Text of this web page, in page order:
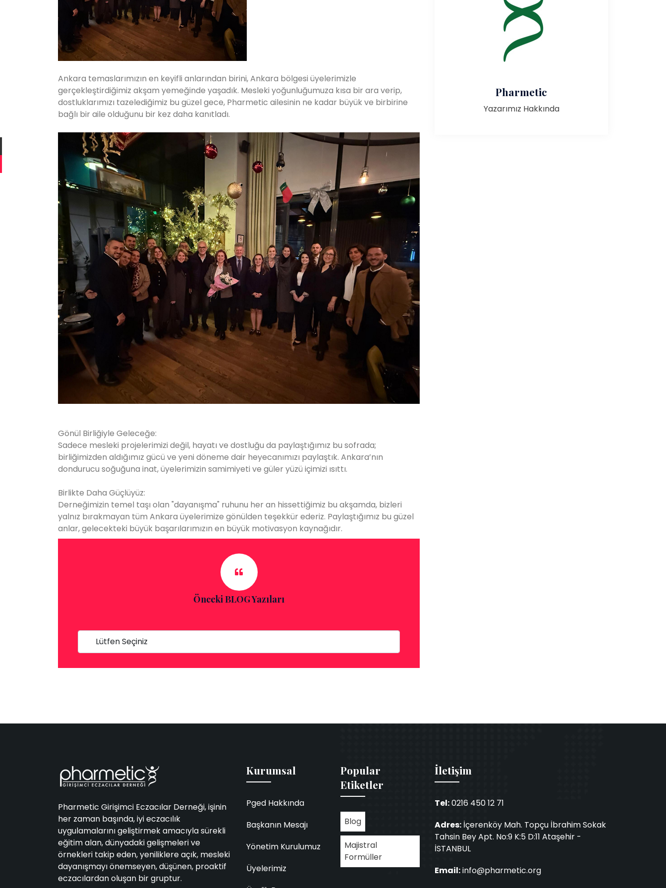
Ankara temaslarımızın en keyifli anlarından birini, Ankara bölgesi üyelerimizle
gerçekleştirdiğimiz akşam yemeğinde yaşadık. Mesleki yoğunluğumuza kısa bir ara verip,
dostluklarımızı tazelediğimiz bu güzel gece, Pharmetic ailesinin ne kadar büyük ve birbirine
bağlı bir aile olduğunu bir kez daha kanıtladı.
Gönül Birliğiyle Geleceğe:
Sadece mesleki projelerimizi değil, hayatı ve dostluğu da paylaştığımız bu sofrada;
birliğimizden aldığımız gücü ve yeni döneme dair heyecanımızı paylaştık. Ankara’nın
dondurucu soğuğuna inat, üyelerimizin samimiyeti ve güler yüzü içimizi ısıttı.
Birlikte Daha Güçlüyüz:
Derneğimizin temel taşı olan "dayanışma" ruhunu her an hissettiğimiz bu akşamda, bizleri
yalnız bırakmayan tüm Ankara üyelerimize gönülden teşekkür ederiz. Paylaştığımız bu güzel
anlar, gelecekteki büyük başarılarımızın en büyük motivasyon kaynağıdır.
Önceki BLOG Yazıları
Pharmetic
Yazarımız Hakkında
Pharmetic Girişimci Eczacılar Derneği, işinin
her zaman başında, iyi eczacılık
uygulamalarını geliştirmek amacıyla sürekli
eğitim alan, dünyadaki gelişmeleri ve
örnekleri takip eden, yeniliklere açık, mesleki
dayanışmayı önemseyen, düşünen, proaktif
eczacılardan oluşan bir gruptur.
Kurumsal
Pged Hakkında
Başkanın Mesajı
Yönetim Kurulumuz
Üyelerimiz
Popular
Etiketler
Blog
Majistral
Formüller
İletişim
Tel:0216 450 12 71
Adres: İçerenköy Mah. Topçu İbrahim Sokak
Tahsin Bey Apt. No:9 K:5 D:11 Ataşehir -
İSTANBUL
Email:info@pharmetic.org